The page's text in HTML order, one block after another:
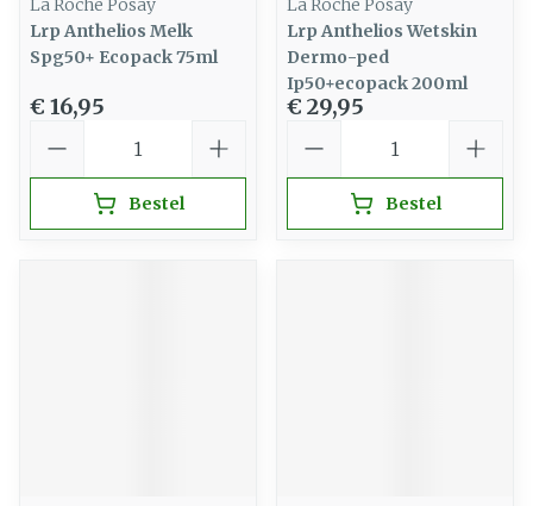
La Roche Posay
Lrp Anthelios Melk
Spg50+ Ecopack 75ml
€ 16,95
Bestel
La Roche Posay
Lrp Anthelios Wetskin
Dermo-ped
Ip50+ecopack 200ml
€ 29,95
Bestel